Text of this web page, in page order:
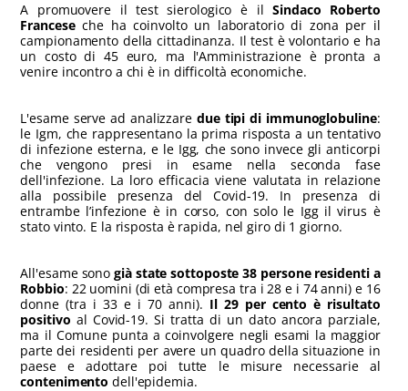
A promuovere il test sierologico è ilSindaco Roberto
Franceseche ha coinvolto un laboratorio di zona per il
campionamento della cittadinanza. Il test è volontario e ha
un costo di 45 euro, ma l'Amministrazione è pronta a
venire incontro a chi è in difficoltà economiche.
L'esame serve ad analizzare due tipi di immunoglobuline:
le Igm, che rappresentano la prima risposta a un tentativo
di infezione esterna, e le Igg, che sono invece gli anticorpi
che vengono presi in esame nella seconda fase
dell'infezione. La loro efficacia viene valutata in relazione
alla possibile presenza del Covid-19. In presenza di
entrambe l’infezione è in corso, con solo le Igg il virus è
stato vinto. E la risposta è rapida, nel giro di 1 giorno.
All'esame sonogià state sottoposte 38 persone residenti a
Robbio: 22 uomini (di età compresa tra i 28 e i 74 anni) e 16
donne (tra i 33 e i 70 anni). Il 29 per cento è risultato
positivo al Covid-19. Si tratta di un dato ancora parziale,
ma il Comune punta a coinvolgere negli esami la maggior
parte dei residenti per avere un quadro della situazione in
paese e adottare poi tutte le misure necessarie al
contenimentodell'epidemia.